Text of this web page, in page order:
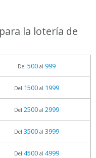
la lotería de
Del 500al 999
Del 1500al 1999
Del 2500al 2999
Del 3500al 3999
Del 4500al 4999